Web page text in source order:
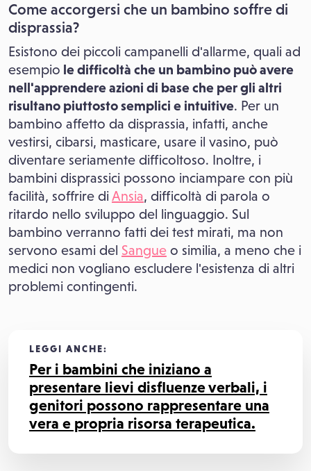
Come accorgersi che un bambino soffre di
disprassia?
Esistono dei piccoli campanelli d'allarme, quali ad
esempio le difficoltà che un bambino può avere
nell'apprendere azioni di base che per gli altri
risultano piuttosto semplici e intuitive. Per un
bambino affetto da disprassia, infatti, anche
vestirsi, cibarsi, masticare, usare il vasino, può
diventare seriamente difficoltoso. Inoltre, i
bambini disprassici possono inciampare con più
facilità, soffrire diAnsia, difficoltà di parola o
ritardo nello sviluppo del linguaggio. Sul
bambino verranno fatti dei test mirati, ma non
servono esami del Sangue o similia, a meno che i
medici non vogliano escludere l'esistenza di altri
problemi contingenti.
LEGGI ANCHE:
Per i bambini che iniziano a
presentare lievi disfluenze verbali, i
genitori possono rappresentare una
vera e propria risorsa terapeutica.